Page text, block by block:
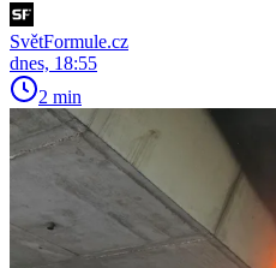
SvětFormule.cz
dnes, 18:55
2 min